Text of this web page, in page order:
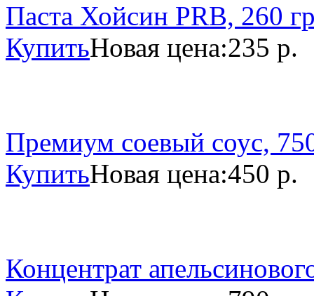
Паста Хойсин PRB, 260
КупитьНовая цена:235 р.
Премиум соевый соус,
КупитьНовая цена:450 р.
Концентрат